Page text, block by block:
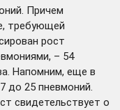
Причем
требующей
рост
– 54
Напомним, еще в
до 25 пневмоний.
свидетельствует о